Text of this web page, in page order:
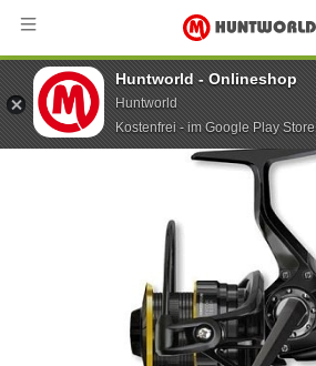
Hauptseite ...
Huntworld - Onlineshop
Huntworld
Kostenfrei - im Google Play Store